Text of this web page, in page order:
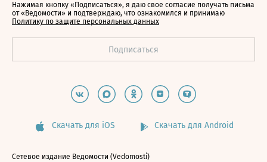
Нажимая кнопку «Подписаться», я даю свое согласие получать письма
от «Ведомости» и подтверждаю, что ознакомился и принимаю
Политику по защите персональных данных
Скачать для iOS Скачать для Android
Сетевое издание Ведомости (Vedomosti)